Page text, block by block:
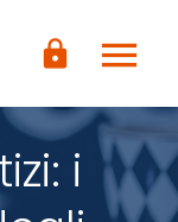
lock menu
i